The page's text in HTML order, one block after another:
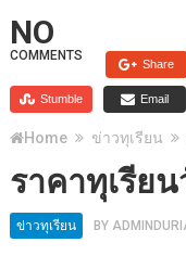
NO
COMMENTS
Share
Stumble Email
Home ข่าวทุเรียน
ราคาทุเรีย
ข่าวทุเรียน BY